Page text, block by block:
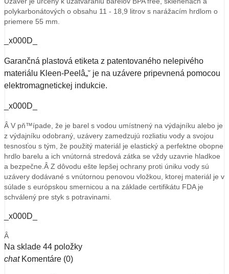
polykarbonátových o obsahu 11 - 18,9 litrov s narážacím hrdlom o
priemere 55 mm.
_x000D_
Garančná plastová etiketa z patentovaného nelepivého
materiálu Kleen-Peelâ„˘ je na uzávere pripevnená pomocou
elektromagnetickej indukcie.
_x000D_
Â V pň™ípade, že je barel s vodou umístnený na výdajníku alebo je
z výdajníku odobraný, uzávery zamedzujú rozliatiu vody a svojou
tesnosťou s tým, že použitý materiál je elastický a perfektne obopne
hrdlo barelu a ich vnútorná stredová zátka se vždy uzavrie hladkoe
a bezpečne.Â Z dôvodu ešte lepšej ochrany proti úniku vody sú
uzávery dodávané s vnútornou penovou vložkou, ktorej materiál je v
súlade s európskou smernicou a na základe certifikátu FDA je
schválený pre styk s potravinami.
_x000D_
Â
Na sklade 44 položky
chatKomentáre (0)